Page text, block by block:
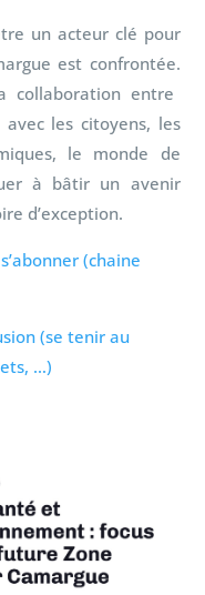
un acteur clé pour
est confrontée.
collaboration entre
les citoyens, les
le monde de
à bâtir un avenir
d’exception.
(chaine
(se tenir au
…)